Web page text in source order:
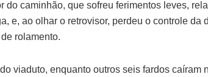
do caminhão, que sofreu ferimentos leves,
e, ao olhar o retrovisor, perdeu o controle da
rolamento.
viaduto, enquanto outros seis fardos caíram